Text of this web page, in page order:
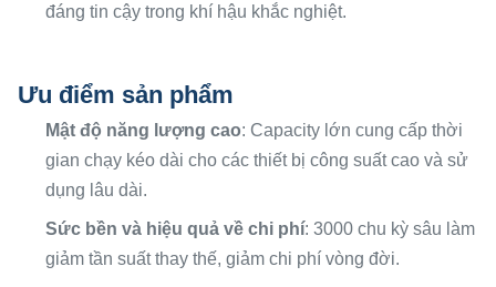
đáng tin cậy trong khí hậu khắc nghiệt.
Ưu điểm sản phẩm
Mật độ năng lượng cao: Capacity lớn cung cấp thời
gian chạy kéo dài cho các thiết bị công suất cao và sử
dụng lâu dài.
Sức bền và hiệu quả về chi phí: 3000 chu kỳ sâu làm
giảm tần suất thay thế, giảm chi phí vòng đời.